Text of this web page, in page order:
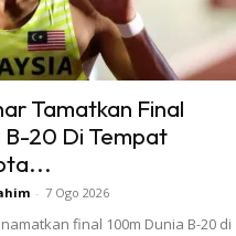
Tamatkan Final
B-20 Di Tempat
- 7 Ogo 2026
final 100m Dunia B-20 di